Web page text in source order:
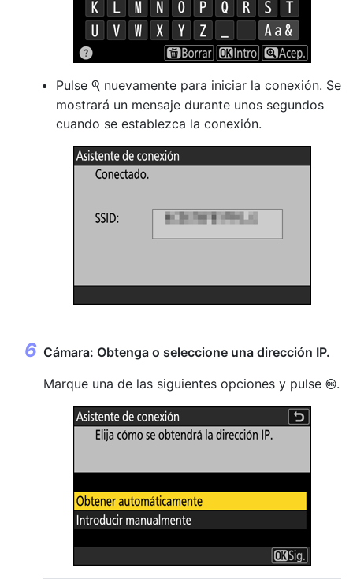
Pulse X nuevamente para iniciar la conexión. Se
mostrará un mensaje durante unos segundos
cuando se establezca la conexión.
Cámara: Obtenga o seleccione una dirección IP.
Marque una de las siguientes opciones y pulse J.